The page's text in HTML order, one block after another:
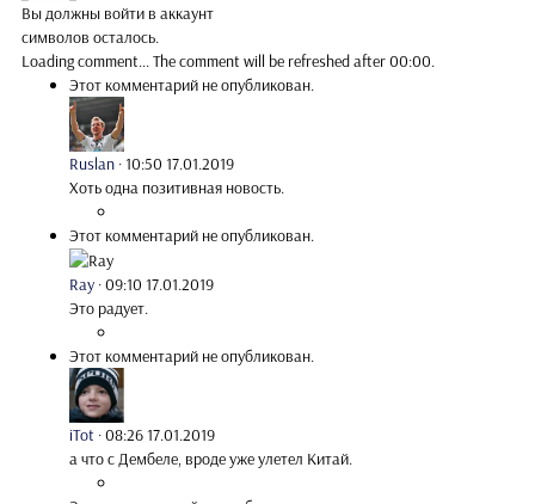
Вы должны войти в аккаунт
символов осталось.
Loading comment... The comment will be refreshed after00:00.
Этот комментарий не опубликован.
Ruslan ·10:50 17.01.2019
Хоть одна позитивная новость.
Этот комментарий не опубликован.
Ray ·09:10 17.01.2019
Это радует.
Этот комментарий не опубликован.
iTot ·08:26 17.01.2019
а что с Дембеле, вроде уже улетел Китай.